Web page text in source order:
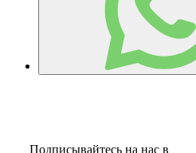
Подписывайтесь на нас в